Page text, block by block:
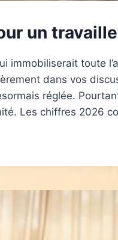
un
immobiliserait toute
dans vos
réglée.
Les chiffres 2026